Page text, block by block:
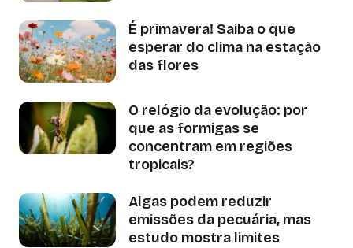
É primavera! Saiba o que
esperar do clima na estação
das flores
O relógio da evolução: por
que as formigas se
concentram em regiões
tropicais?
Algas podem reduzir
emissões da pecuária, mas
estudo mostra limites